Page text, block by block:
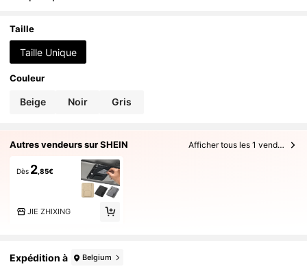
Taille
Taille Unique
Couleur
Beige Noir Gris
Autres vendeurs sur SHEIN Afficher tous les 1 vendeurs
Dès 2,85€
JIE ZHIXING
Expédition à Belgium